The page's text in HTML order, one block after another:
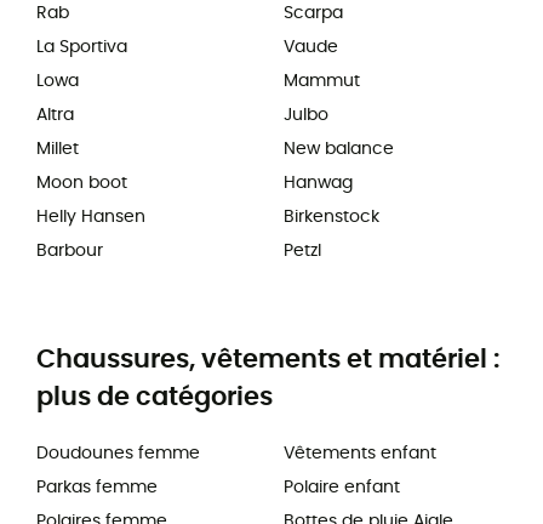
Rab
La Sportiva
Lowa
Altra
Millet
Moon boot
Helly Hansen
Barbour
Scarpa
Vaude
Mammut
Julbo
New balance
Hanwag
Birkenstock
Petzl
Chaussures, vêtements et matériel :
plus de catégories
Doudounes femme
Parkas femme
Vêtements enfant
Polaire enfant